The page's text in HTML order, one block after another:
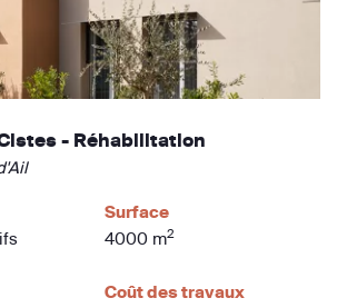
- Réhabilitation
Surface
4000 m2
Coût des travaux